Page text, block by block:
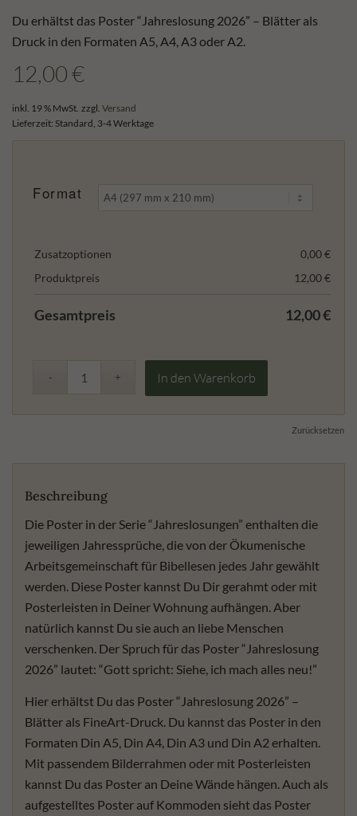
Du erhältst das Poster “Jahreslosung 2026” – Blätter als
Druck in den Formaten A5, A4, A3 oder A2.
12,00€
inkl. 19 % MwSt. zzgl. Versand
Lieferzeit: Standard, 3-4 Werktage
Format
Zurücksetzen
Zusatzoptionen 0,00€
Produktpreis
12,00€
Gesamtpreis 12,00€
In den Warenkorb
Beschreibung
Die Poster in der Serie “Jahreslosungen” enthalten die
jeweiligen Jahressprüche, die von der Ökumenische
Arbeitsgemeinschaft für Bibellesen jedes Jahr gewählt
werden. Diese Poster kannst Du Dir gerahmt oder mit
Posterleisten in Deiner Wohnung aufhängen. Aber
natürlich kannst Du sie auch an liebe Menschen
verschenken. Der Spruch für das Poster “Jahreslosung
2026” lautet: “Gott spricht: Siehe, ich mach alles neu!”
Hier erhältst Du das Poster “Jahreslosung 2026” –
Blätter als FineArt-Druck. Du kannst das Poster in den
Formaten Din A5, Din A4, Din A3 und Din A2 erhalten.
Mit passendem Bilderrahmen oder mit Posterleisten
kannst Du das Poster an Deine Wände hängen. Auch als
aufgestelltes Poster auf Kommoden sieht das Poster